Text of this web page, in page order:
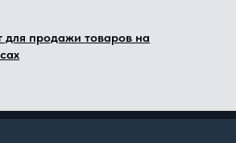
для продажи товаров на